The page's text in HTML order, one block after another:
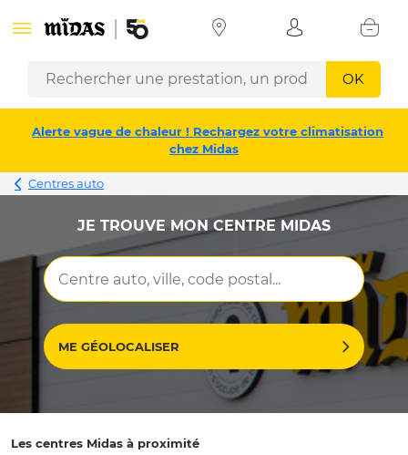
OK
Alerte vague de chaleur ! Rechargez votre climatisation
chez Midas
Centres auto
JE TROUVE MON CENTRE MIDAS
ME GÉOLOCALISER
Les centres Midas à proximité